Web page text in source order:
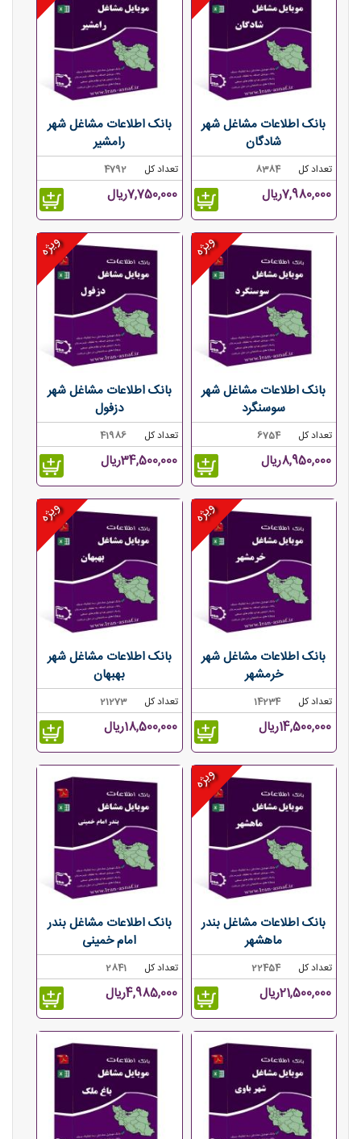
بانک اطلاعات مشاغل شهر
شادگان
تعداد کل 8384
7,980,000ریال
بانک اطلاعات مشاغل شهر
رامشیر
تعداد کل 4792
7,750,000ریال
ویژه
بانک اطلاعات مشاغل شهر
سوسنگرد
تعداد کل 6754
8,950,000ریال
ویژه
بانک اطلاعات مشاغل شهر
دزفول
تعداد کل 41986
34,500,000ریال
ویژه
بانک اطلاعات مشاغل شهر
خرمشهر
تعداد کل 14234
14,500,000ریال
ویژه
بانک اطلاعات مشاغل شهر
بهبهان
تعداد کل 21273
18,500,000ریال
ویژه
بانک اطلاعات مشاغل بندر
ماهشهر
تعداد کل 22454
21,500,000ریال
بانک اطلاعات مشاغل بندر
امام خمینی
تعداد کل 2841
4,985,000ریال